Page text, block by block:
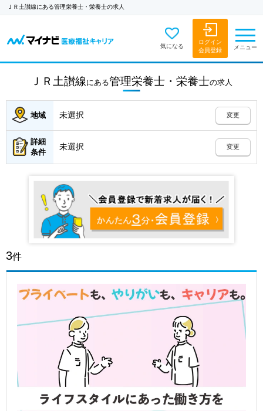
ＪＲ土讃線にある管理栄養士・栄養士の求人
気になる
ログイン
会員登録
メニュー
ＪＲ土讃線 にある管理栄養士・栄養士の求人
地域 未選択 変更
詳細
条件
未選択 変更
3件